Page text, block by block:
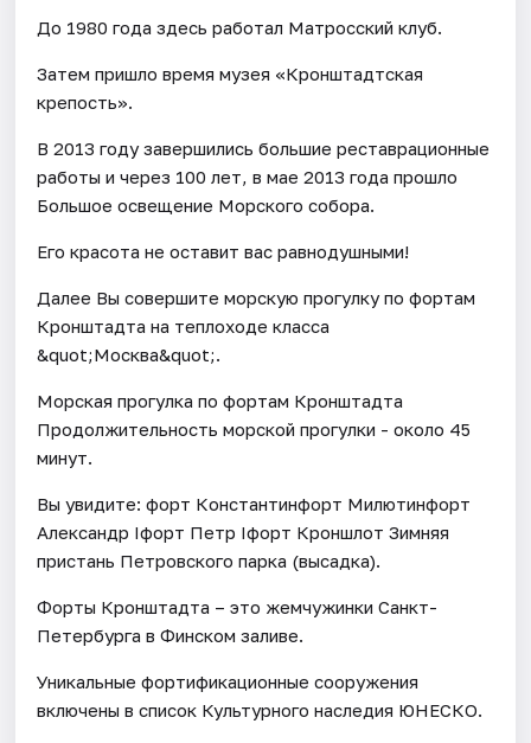
До 1980 года здесь работал Матросский клуб.
Затем пришло время музея «Кронштадтская
крепость».
В 2013 году завершились большие реставрационные
работы и через 100 лет, в мае 2013 года прошло
Большое освещение Морского собора.
Его красота не оставит вас равнодушными!
Далее Вы совершите морскую прогулку по фортам
Кронштадта на теплоходе класса
&quot;Москва&quot;.
Морская прогулка по фортам Кронштадта
Продолжительность морской прогулки - около 45
минут.
Вы увидите: форт Константинфорт Милютинфорт
Александр Iфорт Петр Iфорт Кроншлот Зимняя
пристань Петровского парка (высадка).
Форты Кронштадта – это жемчужинки Санкт-
Петербурга в Финском заливе.
Уникальные фортификационные сооружения
включены в список Культурного наследия ЮНЕСКО.